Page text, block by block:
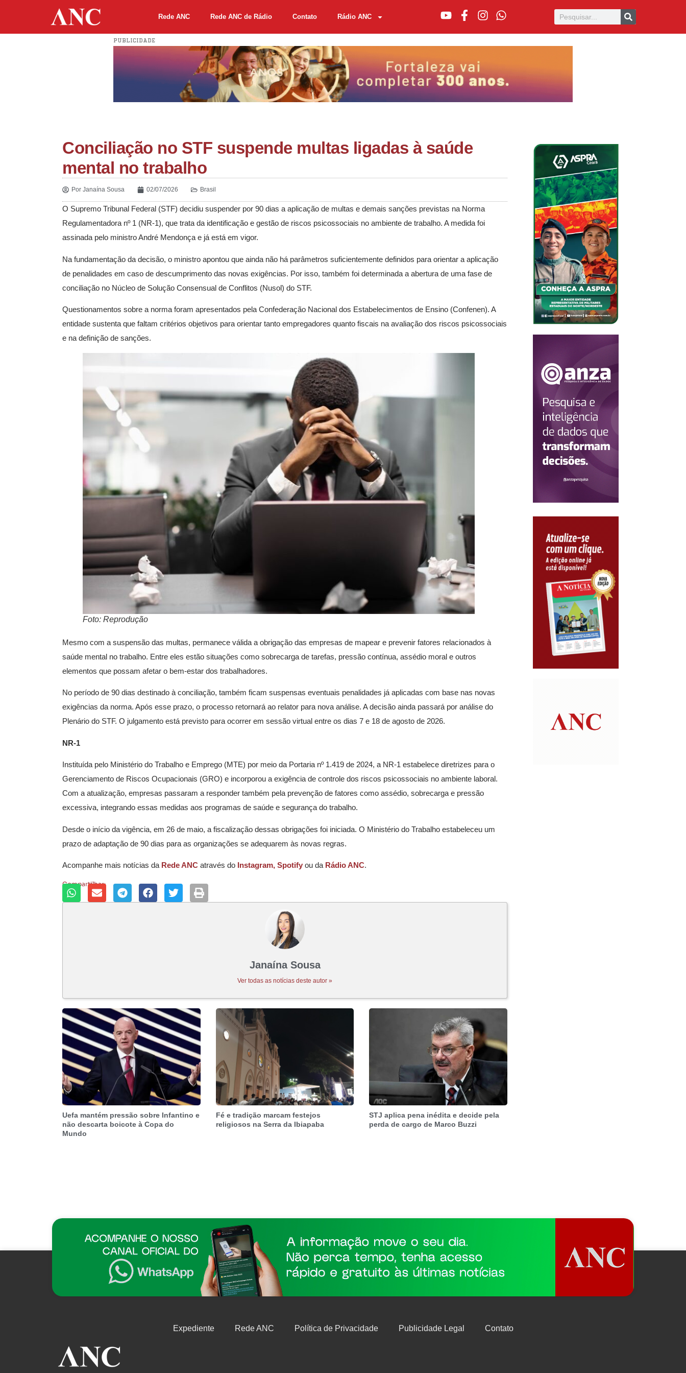
Rede ANC Rede ANC de Rádio Contato Rádio ANC
PUBLICIDADE
Conciliação no STF suspende multas ligadas à saúde
mental no trabalho
Por Janaína Sousa 02/07/2026 Brasil
O Supremo Tribunal Federal (STF) decidiu suspender por 90 dias a aplicação de multas e demais sanções previstas na Norma
Regulamentadora nº 1 (NR-1), que trata da identificação e gestão de riscos psicossociais no ambiente de trabalho. A medida foi
assinada pelo ministro André Mendonça e já está em vigor.
Na fundamentação da decisão, o ministro apontou que ainda não há parâmetros suficientemente definidos para orientar a aplicação
de penalidades em caso de descumprimento das novas exigências. Por isso, também foi determinada a abertura de uma fase de
conciliação no Núcleo de Solução Consensual de Conflitos (Nusol) do STF.
Questionamentos sobre a norma foram apresentados pela Confederação Nacional dos Estabelecimentos de Ensino (Confenen). A
entidade sustenta que faltam critérios objetivos para orientar tanto empregadores quanto fiscais na avaliação dos riscos psicossociais
e na definição de sanções.
Foto: Reprodução
Mesmo com a suspensão das multas, permanece válida a obrigação das empresas de mapear e prevenir fatores relacionados à
saúde mental no trabalho. Entre eles estão situações como sobrecarga de tarefas, pressão contínua, assédio moral e outros
elementos que possam afetar o bem-estar dos trabalhadores.
No período de 90 dias destinado à conciliação, também ficam suspensas eventuais penalidades já aplicadas com base nas novas
exigências da norma. Após esse prazo, o processo retornará ao relator para nova análise. A decisão ainda passará por análise do
Plenário do STF. O julgamento está previsto para ocorrer em sessão virtual entre os dias 7 e 18 de agosto de 2026.
NR-1
Instituída pelo Ministério do Trabalho e Emprego (MTE) por meio da Portaria nº 1.419 de 2024, a NR-1 estabelece diretrizes para o
Gerenciamento de Riscos Ocupacionais (GRO) e incorporou a exigência de controle dos riscos psicossociais no ambiente laboral.
Com a atualização, empresas passaram a responder também pela prevenção de fatores como assédio, sobrecarga e pressão
excessiva, integrando essas medidas aos programas de saúde e segurança do trabalho.
Desde o início da vigência, em 26 de maio, a fiscalização dessas obrigações foi iniciada. O Ministério do Trabalho estabeleceu um
prazo de adaptação de 90 dias para as organizações se adequarem às novas regras.
Acompanhe mais notícias da Rede ANC através do Instagram, Spotify ou da Rádio ANC.
Compartilhar:
Janaína Sousa
Ver todas as notícias deste autor »
Uefa mantém pressão sobre Infantino e
não descarta boicote à Copa do
Mundo
Fé e tradição marcam festejos
religiosos na Serra da Ibiapaba
STJ aplica pena inédita e decide pela
perda de cargo de Marco Buzzi
Expediente Rede ANC Política de Privacidade Publicidade Legal Contato